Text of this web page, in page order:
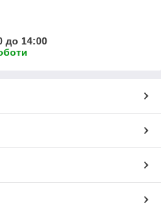
до 14:00